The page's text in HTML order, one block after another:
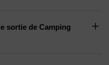
de Camping